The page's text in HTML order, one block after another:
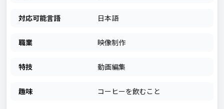
対応可能言語 日本語
職業 映像制作
特技 動画編集
趣味 コーヒーを飲むこと